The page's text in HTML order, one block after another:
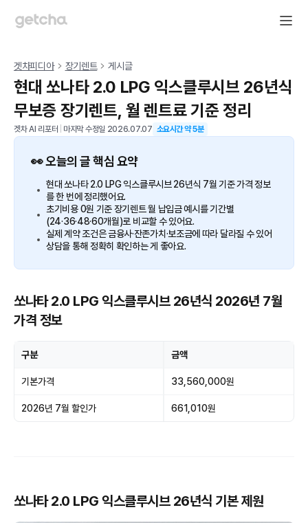
겟차피디아 장기렌트 게시글
현대 쏘나타 2.0 LPG 익스클루시브 26년식
무보증 장기렌트, 월 렌트료 기준 정리
겟차 AI 리포터 마지막 수정일 2026.07.07 소요시간 약5분
👀 오늘의 글 핵심 요약
현대 쏘나타 2.0 LPG 익스클루시브 26년식 7월 기준 가격 정보
를 한 번에 정리했어요.
초기비용 0원 기준 장기렌트 월 납입금 예시를 기간별
(24·36·48·60개월)로 비교할 수 있어요.
실제 계약 조건은 금융사·잔존가치·보조금에 따라 달라질 수 있어
상담을 통해 정확히 확인하는 게 좋아요.
쏘나타 2.0 LPG 익스클루시브 26년식 2026년 7월
가격 정보
구분 금액
기본가격 33,560,000원
2026년 7월 할인가 661,010원
쏘나타 2.0 LPG 익스클루시브 26년식 기본 제원